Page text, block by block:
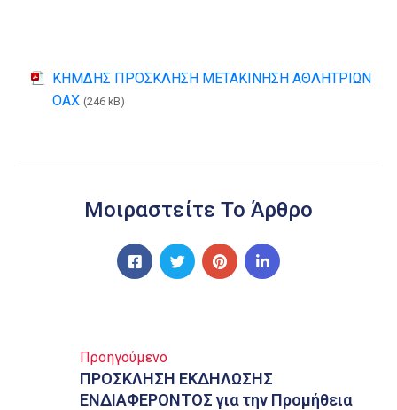
ΚΗΜΔΗΣ ΠΡΟΣΚΛΗΣΗ ΜΕΤΑΚΙΝΗΣΗ ΑΘΛΗΤΡΙΩΝ
ΟΑΧ (246 kB)
Μοιραστείτε Το Άρθρο
Προηγούμενο
ΠΡΟΣΚΛΗΣΗ ΕΚΔΗΛΩΣΗΣ
ΕΝΔΙΑΦΕΡΟΝΤΟΣ για την Προμήθεια